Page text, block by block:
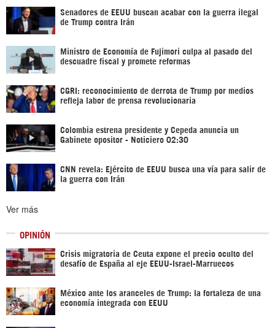
Senadores de EEUU buscan acabar con la guerra ilegal
de Trump contra Irán
Ministro de Economía de Fujimori culpa al pasado del
descuadre fiscal y promete reformas
CGRI: reconocimiento de derrota de Trump por medios
refleja labor de prensa revolucionaria
Colombia estrena presidente y Cepeda anuncia un
Gabinete opositor - Noticiero 02:30
CNN revela: Ejército de EEUU busca una vía para salir de
la guerra con Irán
Ver más
OPINIÓN
Crisis migratoria de Ceuta expone el precio oculto del
desafío de España al eje EEUU-Israel-Marruecos
México ante los aranceles de Trump: la fortaleza de una
economía integrada con EEUU